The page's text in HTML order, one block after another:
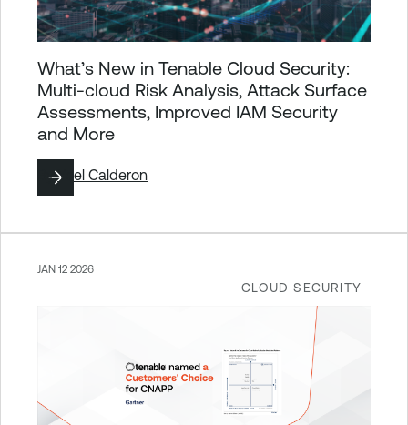
What’s New in Tenable Cloud Security:
Multi-cloud Risk Analysis, Attack Surface
Assessments, Improved IAM Security
and More
ByYoel Calderon
CLOUD SECURITY
JAN 12 2026